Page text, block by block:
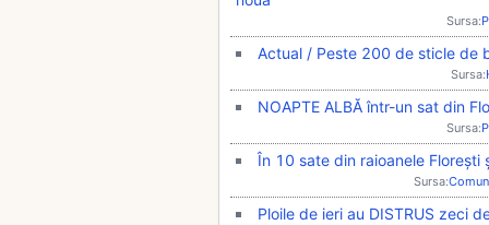
Sursa:
Actual / Peste 200 de sticle de
Sursa:
NOAPTE ALBĂ într-un sat din
Sursa:
În 10 sate din raioanele
Sursa:
Ploile de ieri au DISTRUS zeci